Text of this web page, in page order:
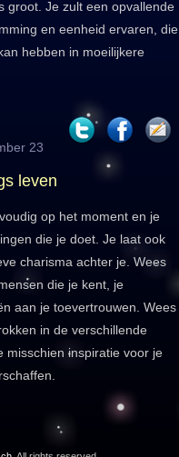
groot. Je zult een opvallende
en eenheid ervaren, die
hebben in moeilijkere
23
leven
op het moment en je
die je doet. Je laat ook
charisma achter je. Wees
die je kent, je
aan je toevertrouwen. Wees
in de verschillende
misschien inspiratie voor je